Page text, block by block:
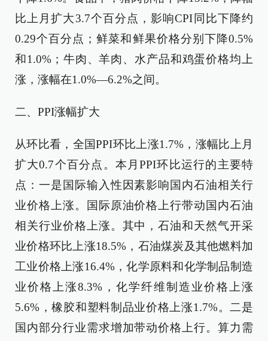
比上月扩大3.7个百分点，影响CPI同比下降约
0.29个百分点；鲜菜和鲜果价格分别下降0.5%
和1.0%；牛肉、羊肉、水产品和鸡蛋价格均上
涨，涨幅在1.0%—6.2%之间。
二、PPI涨幅扩大
从环比看，全国PPI环比上涨1.7%，涨幅比上月
扩大0.7个百分点。本月PPI环比运行的主要特
点：一是国际输入性因素影响国内石油相关行
业价格上涨。国际原油价格上行带动国内石油
相关行业价格上涨。其中，石油和天然气开采
业价格环比上涨18.5%，石油煤炭及其他燃料加
工业价格上涨16.4%，化学原料和化学制品制造
业价格上涨8.3%，化学纤维制造业价格上涨
5.6%，橡胶和塑料制品业价格上涨1.7%。二是
国内部分行业需求增加带动价格上行。算力需